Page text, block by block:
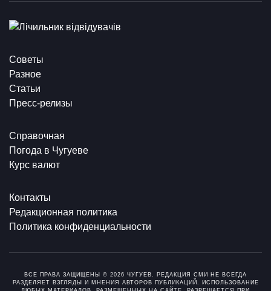
Советы
Разное
Статьи
Пресс-релизы
Справочная
Погода в Чугуеве
Курс валют
Контакты
Редакционная политика
Политика конфиденциальности
ВСЕ ПРАВА ЗАЩИЩЕНЫ © 2026 ЧУГУЕВ. РЕДАКЦИЯ СМИ НЕ ВСЕГДА
РАЗДЕЛЯЕТ ВЗГЛЯДЫ И МНЕНИЯ АВТОРОВ ПУБЛИКАЦИЙ. ИСПОЛЬЗОВАНИЕ